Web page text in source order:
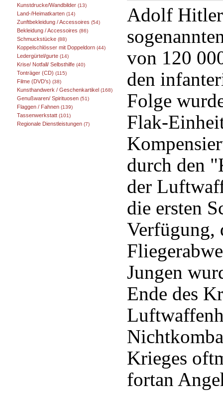
Kunstdrucke/Wandbilder (13)
Land-/Heimatkarten (14)
Zunftbekleidung / Accessoires (54)
Bekleidung / Accessoires (86)
Schmuckstücke (88)
Koppelschlösser mit Doppeldorn (44)
Ledergürtel/gurte (14)
Krise/ Notfall/ Selbsthilfe (40)
Tonträger (CD) (115)
Filme (DVD's) (38)
Kunsthandwerk / Geschenkartikel (168)
Genußwaren/ Spirituosen (51)
Flaggen / Fahnen (139)
Tassenwerkstatt (101)
Regionale Dienstleistungen (7)
Adolf
von 120
den
Folge
Flak-
durch den
der
die ersten
Verfügung,
Jungen
Ende des
Krieges
fortan